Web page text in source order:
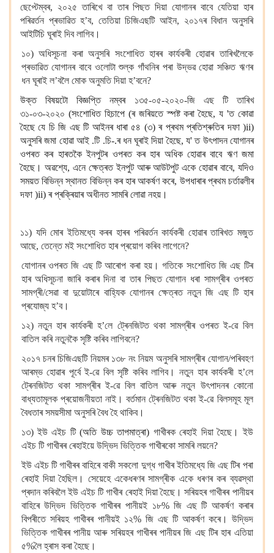
ছেপ্টেম্বৰ, ২০২৫ তাৰিখে বা তাৰ পিছত দিয়া যোগানৰ বাবে যেতিয়া হাৰ
পৰিৱৰ্তন প্ৰভাৱিত হ’ব, তেতিয়া চিজিএছটি আইন, ২০১৭ৰ বিধান অনুসৰি
আইটিচি ঘূৰাই দিব লাগিব।
১০) অধিসূচনা কৰা অনুসৰি সংশোধিত হাৰৰ কাৰ্যকৰী হোৱাৰ তাৰিখলৈকে
প্ৰভাৱিত যোগানৰ বাবে ওলোটা শুল্ক গাঁথনিৰ পৰা উদ্ভৱ হোৱা সঞ্চিত ঋণৰ
ধন ঘূৰাই ল’বলৈ মোক অনুমতি দিয়া হ’বনে?
উক্ত বিষয়টো বিজ্ঞপ্তি নম্বৰ ১৩৫-০৫-২০২০-জি এছ টি তাৰিখ
৩১-০৩-২০২০ (সংশোধিত হিচাপে)ৰ জৰিয়তে স্পষ্ট কৰা হৈছে, য 'ত কোৱা
হৈছে যে চি জি এছ টি আইনৰ ধাৰা ৫৪ (৩) ৰ প্ৰথম প্ৰতিশ্ৰুতিৰ দফা(ii)
অনুসৰি জমা হোৱা আই.টি .চি.-ৰ ধন ঘূৰাই দিয়া হৈছে, য' ত উৎপাদন যোগানৰ
ওপৰত কৰ হাৰতকৈ ইনপুটৰ ওপৰত কৰ হাৰ অধিক হোৱাৰ বাবে ঋণ জমা
হৈছে। অৱশ্যে, এনে ক্ষেত্ৰত ইনপুট আৰু আউটপুট একে হোৱাৰ বাবে, যদিও
সময়ত বিভিন্ন স্থানত বিভিন্ন কৰ হাৰ আকৰ্ষণ কৰে, উপধাৰাৰ প্ৰথম চৰ্তাৱলীৰ
দফা (ii) ৰ প্ৰক্ৰিয়াৰ অধীনত সামৰি লোৱা নহয়।
১১) যদি মোৰ ইতিমধ্যে কৰৰ হাৰৰ পৰিৱৰ্তন কাৰ্যকৰী হোৱাৰ তাৰিখত মজুত
আছে, তেন্তে মই সংশোধিত হাৰ প্ৰয়োগ কৰিব লাগেনে?
যোগানৰ ওপৰত জি এছ টি আৰোপ কৰা হয়। গতিকে সংশোধিত জি এছ টিৰ
হাৰ অধিসূচনা জাৰি কৰাৰ দিনা বা তাৰ পিছত যোগান ধৰা সামগ্ৰীৰ ওপৰত
সামগ্ৰী/সেৱা বা দুয়োটাৰে বাহ্যিক যোগানৰ ক্ষেত্ৰত নতুন জি এছ টি হাৰ
প্ৰযোজ্য হ’ব।
১২) নতুন হাৰ কাৰ্যকৰী হ’লে ট্ৰেনজিটত থকা সামগ্ৰীৰ ওপৰত ই-ৱে বিল
বাতিল কৰি নতুনকৈ সৃষ্টি কৰিব লাগিবনে?
২০১৭ চনৰ চিজিএছটি নিয়মৰ ১৩৮ নং নিয়ম অনুসৰি সামগ্ৰীৰ যোগান/পৰিবহণ
আৰম্ভ হোৱাৰ পূৰ্বে ই-ৱে বিল সৃষ্টি কৰিব লাগিব। নতুন হাৰ কাৰ্যকৰী হ’লে
ট্ৰেনজিটত থকা সামগ্ৰীৰ ই-ৱে বিল বাতিল আৰু নতুন উৎপাদনৰ কোনো
বাধ্যতামূলক প্ৰয়োজনীয়তা নাই। বৰ্তমান ট্ৰেনজিটত থকা ই-ৱে বিলসমূহ মূল
বৈধতাৰ সময়সীমা অনুসৰি বৈধ হৈ থাকিব।
১৩) ইউ এইচ টি(অতি উচ্চ তাপমাত্ৰা) গাখীৰক ৰেহাই দিয়া হৈছে। ইউ
এইচ টি গাখীৰৰ ৰেহাইয়ে উদ্ভিদ ভিত্তিক গাখীৰকো সামৰি লয়নে?
ইউ এইচ টি গাখীৰৰ বাহিৰে বাকী সকলো দুগ্ধ গাখীৰ ইতিমধ্যে জি এছ টিৰ পৰা
ৰেহাই দিয়া হৈছিল। সেয়েহে একেধৰণৰ সামগ্ৰীক একে ধৰণৰ কৰ ব্যৱস্থা
প্ৰদান কৰিবলৈ ইউ এইচ টি গাখীৰ ৰেহাই দিয়া হৈছে। সৰিয়হৰ গাখীৰৰ পানীয়ৰ
বাহিৰে উদ্ভিদ ভিত্তিক গাখীৰৰ পানীয়ই ১৮% জি এছ টি আকৰ্ষণ কৰাৰ
বিপৰীতে সৰিয়হ গাখীৰৰ পানীয়ই ১২% জি এছ টি আকৰ্ষণ কৰে। উদ্ভিদ
ভিত্তিক গাখীৰৰ পানীয় আৰু সৰিয়হৰ গাখীৰৰ পানীয়ৰ জি এছ টিৰ হাৰ এতিয়া
৫%লৈ হ্ৰাস কৰা হৈছে।